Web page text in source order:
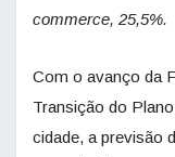
commerce, 25,5%.
Com o avanço da
Transição do
cidade, a previsão